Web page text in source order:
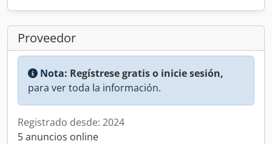
Proveedor
Nota: Regístrese gratis o inicie sesión,
para ver toda la información.
Registrado desde: 2024
5 anuncios online